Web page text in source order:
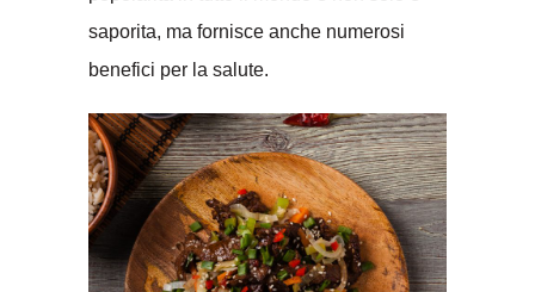
saporita, ma fornisce anche numerosi
benefici per la salute.